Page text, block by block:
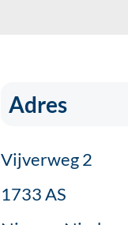
Adres
Vijverweg 2
1733 AS